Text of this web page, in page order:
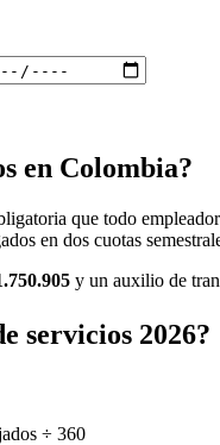
en Colombia?
que todo
en dos cuotas
y un auxilio de
servicios 2026?
÷ 360